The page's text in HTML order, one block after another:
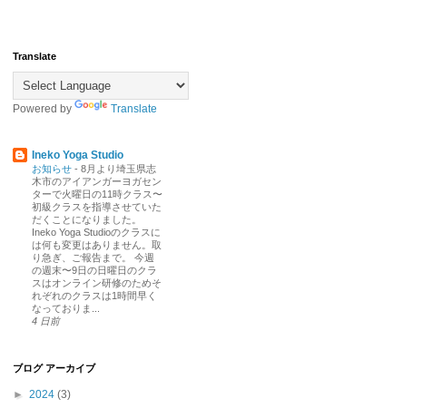
Translate
Powered by Translate
Ineko Yoga Studio
お知らせ - 8月より埼玉県志
木市のアイアンガーヨガセン
ターで火曜日の11時クラス〜
初級クラスを指導させていた
だくことになりました。
Ineko Yoga Studioのクラスに
は何も変更はありません。取
り急ぎ、ご報告まで。 今週
の週末〜9日の日曜日のクラ
スはオンライン研修のためそ
れぞれのクラスは1時間早く
なっておりま...
4 日前
ブログ アーカイブ
► 2024 (3)